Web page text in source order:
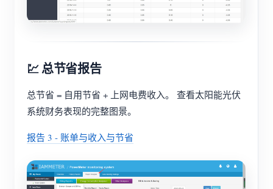
💹 总节省报告
总节省 = 自用节省 + 上网电费收入。 查看太阳能光伏
系统财务表现的完整图景。
报告 3 - 账单与收入与节省